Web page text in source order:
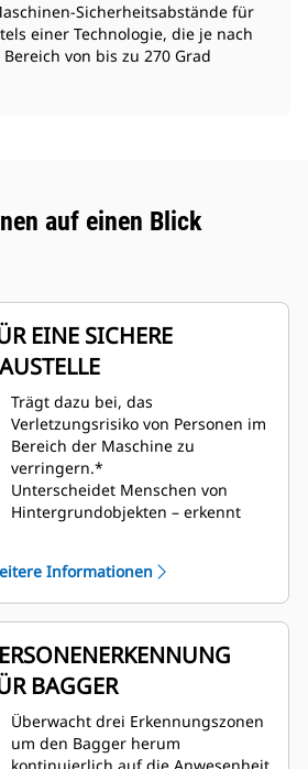
Sicherheitsabstände für
einer Technologie, die je nach
von bis zu 270 Grad
auf einen Blick
EINE SICHERE
Trägt dazu bei, das
Verletzungsrisiko von Personen im
Bereich der Maschine zu
verringern.*
Unterscheidet Menschen von
Hintergrundobjekten – erkennt
Informiert den Fahrer über die
Anzeige im Fahrerhaus mit
optischen und akustischen
Alarmen.
Nutzt die bestehende Anzeige und
den Kabelstrang der Maschine mit
einem vom Händler montierten
Satz aus drei Kameras.
Der Satz ist so konzipiert, dass er
Informationen
BAGGER
Überwacht drei Erkennungszonen
um den Bagger herum